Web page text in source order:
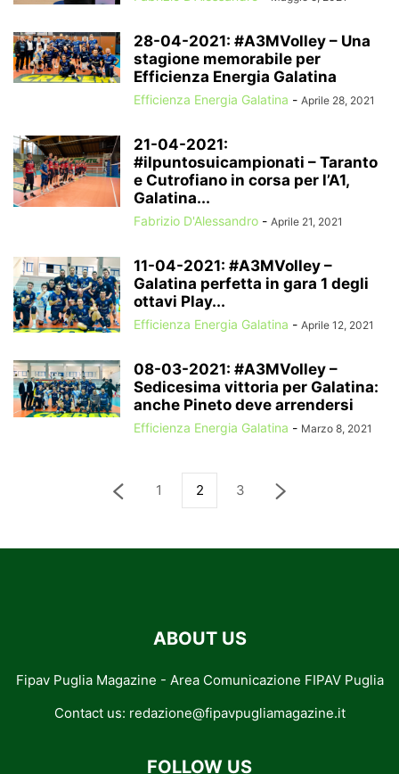
28-04-2021: #A3MVolley – Una
stagione memorabile per
Efficienza Energia Galatina
Efficienza Energia Galatina - Aprile 28, 2021
21-04-2021:
#ilpuntosuicampionati – Taranto
e Cutrofiano in corsa per l’A1,
Galatina...
Fabrizio D'Alessandro - Aprile 21, 2021
11-04-2021: #A3MVolley –
Galatina perfetta in gara 1 degli
ottavi Play...
Efficienza Energia Galatina - Aprile 12, 2021
08-03-2021: #A3MVolley –
Sedicesima vittoria per Galatina:
anche Pineto deve arrendersi
Efficienza Energia Galatina - Marzo 8, 2021
1 2 3
ABOUT US
Fipav Puglia Magazine - Area Comunicazione FIPAV Puglia
Contact us: redazione@fipavpugliamagazine.it
FOLLOW US